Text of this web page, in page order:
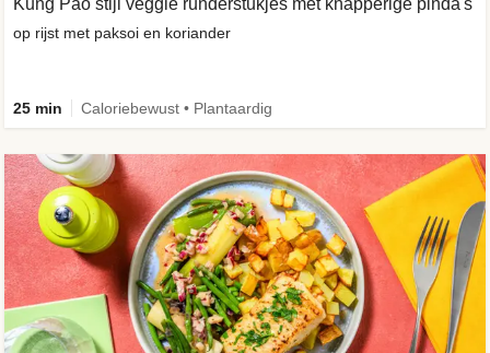
Kung Pao stijl veggie runderstukjes met knapperige pinda's
op rijst met paksoi en koriander
25 min Caloriebewust • Plantaardig